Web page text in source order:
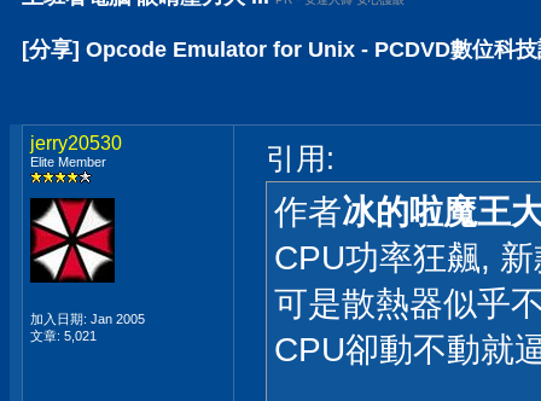
[分享] Opcode Emulator for Unix - PCDVD數位科技
jerry20530
Elite Member
加入日期: Jan 2005
文章: 5,021
引用:
作者冰的啦魔王
CPU功率狂飆,
可是散熱器似乎
CPU卻動不動就